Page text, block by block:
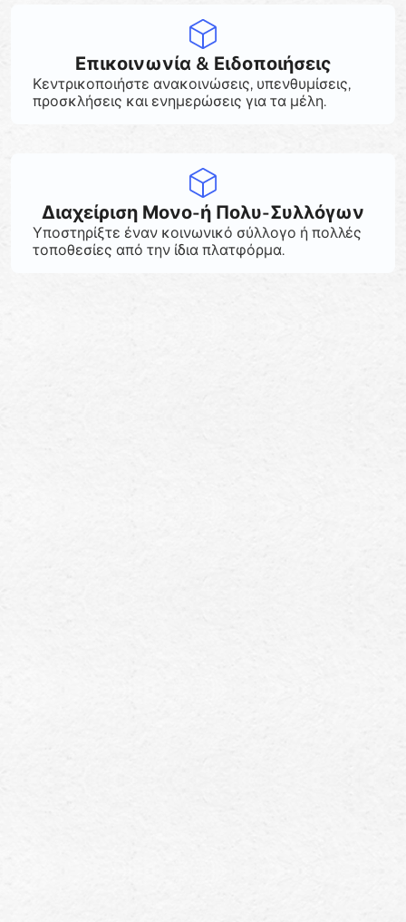
Επικοινωνία & Ειδοποιήσεις
Κεντρικοποιήστε ανακοινώσεις, υπενθυμίσεις,
προσκλήσεις και ενημερώσεις για τα μέλη.
Διαχείριση Μονο-ή Πολυ-Συλλόγων
Υποστηρίξτε έναν κοινωνικό σύλλογο ή πολλές
τοποθεσίες από την ίδια πλατφόρμα.